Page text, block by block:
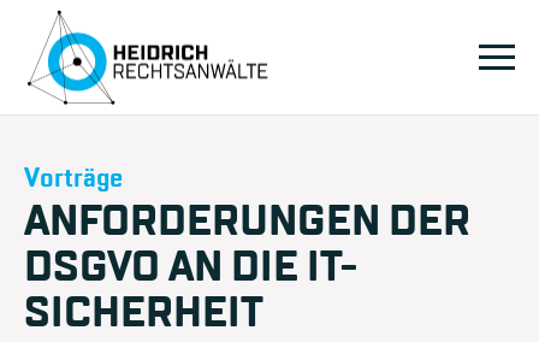
Vorträge
ANFORDERUNGEN DER
DSGVO AN DIE IT-
SICHERHEIT